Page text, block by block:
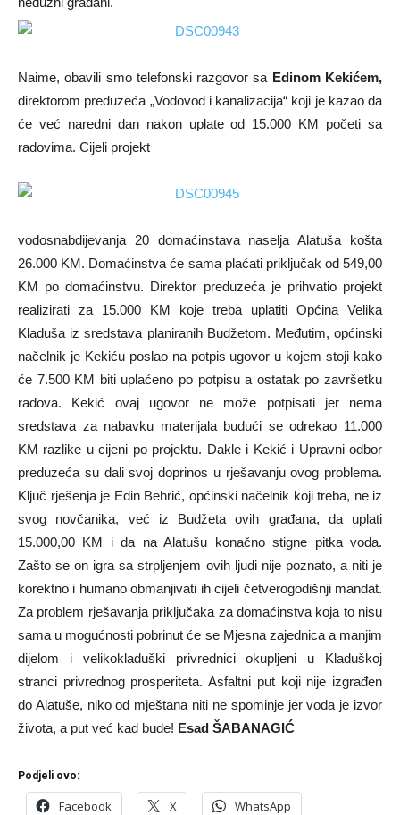
Naime, obavili smo telefonski razgovor sa Edinom Kekićem,
direktorom preduzeća „Vodovod i kanalizacija“ koji je kazao da
će već naredni dan nakon uplate od 15.000 KM početi sa
radovima. Cijeli projekt
vodosnabdijevanja 20 domaćinstava naselja Alatuša košta
26.000 KM. Domaćinstva će sama plaćati priključak od 549,00
KM po domaćinstvu. Direktor preduzeća je prihvatio projekt
realizirati za 15.000 KM koje treba uplatiti Općina Velika
Kladuša iz sredstava planiranih Budžetom. Međutim, općinski
načelnik je Kekiću poslao na potpis ugovor u kojem stoji kako
će 7.500 KM biti uplaćeno po potpisu a ostatak po završetku
radova. Kekić ovaj ugovor ne može potpisati jer nema
sredstava za nabavku materijala budući se odrekao 11.000
KM razlike u cijeni po projektu. Dakle i Kekić i Upravni odbor
preduzeća su dali svoj doprinos u rješavanju ovog problema.
Ključ rješenja je Edin Behrić, općinski načelnik koji treba, ne iz
svog novčanika, već iz Budžeta ovih građana, da uplati
15.000,00 KM i da na Alatušu konačno stigne pitka voda.
Zašto se on igra sa strpljenjem ovih ljudi nije poznato, a niti je
korektno i humano obmanjivati ih cijeli četverogodišnji mandat.
Za problem rješavanja priključaka za domaćinstva koja to nisu
sama u mogućnosti pobrinut će se Mjesna zajednica a manjim
dijelom i velikokladuški privrednici okupljeni u Kladuškoj
stranci privrednog prosperiteta. Asfaltni put koji nije izgrađen
do Alatuše, niko od mještana niti ne spominje jer voda je izvor
života, a put već kad bude! Esad ŠABANAGIĆ
Podjeli ovo:
Facebook X WhatsApp